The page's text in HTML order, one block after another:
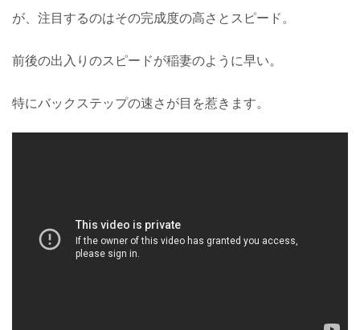
が、注目するのはその完成度の高さとスピード。
前後の出入りのスピードが稲妻のように早い。
特にバックステップの速さが目を惹きます。